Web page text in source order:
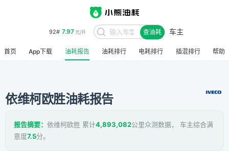
92# 7.97元/升 查油耗 车主
首页 App下载 油耗报告 油耗排行 电耗排行 插混排行 帮助
依维柯欧胜油耗报告
报告摘要： 依维柯欧胜 累计4,893,082公里众测数据， 车主综合满
意度7.5分。